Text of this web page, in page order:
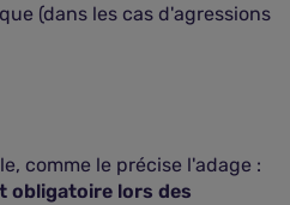
(dans les cas d'agressions
comme le précise l'adage :
obligatoire lors des